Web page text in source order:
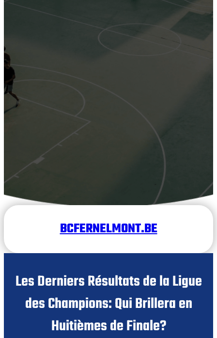
BCFERNELMONT.BE
Les Derniers Résultats de la Ligue
des Champions: Qui Brillera en
Huitièmes de Finale?